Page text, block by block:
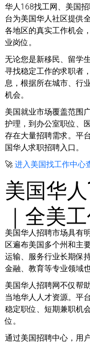
华人168找工网、美国
台为美国华人社区提供
各地区的真实工作机会
业岗位。
无论您是新移民、留学
寻找稳定工作的求职者
息，根据所在城市、行
机会。
美国就业市场覆盖范围
护理，到办公室职位、
存在大量招聘需求。平
国华人求职招聘入口。
🚀 进入美国找工作中心
美国华
｜全美
美国华人招聘市场具有
区遍布美国多个州和主
运输、服务行业长期保
金融、教育等专业领域
美国华人招聘网不仅帮
当地华人人才资源。平
稳定职位、短期兼职机
位。
通过美国招聘中心，用